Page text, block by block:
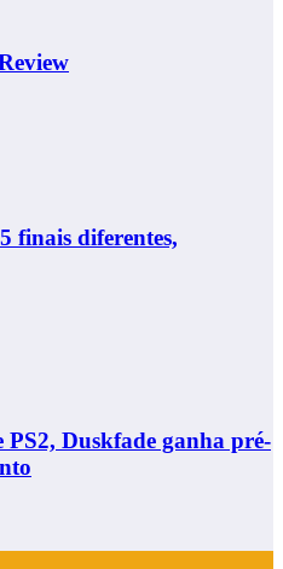
finais diferentes,
PS2, Duskfade ganha pré-